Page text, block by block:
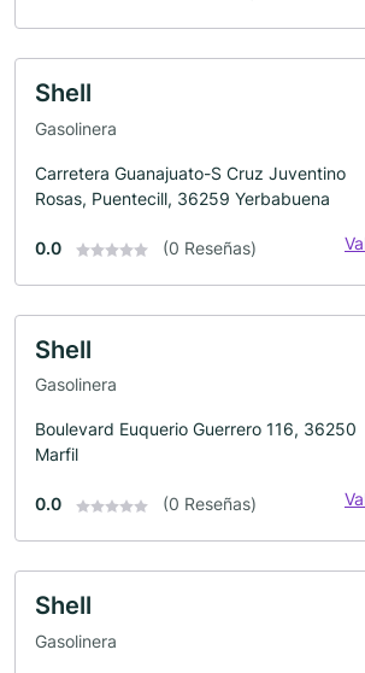
Shell
Gasolinera
Carretera Guanajuato-S Cruz Juventino
Rosas, Puentecill, 36259 Yerbabuena
0.0 (0 Reseñas)
Shell
Gasolinera
Boulevard Euquerio Guerrero 116, 36250
Marfil
0.0 (0 Reseñas)
Shell
Gasolinera